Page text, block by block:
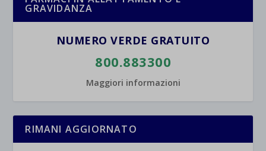
GRAVIDANZA
NUMERO VERDE GRATUITO
800.883300
Maggiori informazioni
RIMANI AGGIORNATO
wpc*